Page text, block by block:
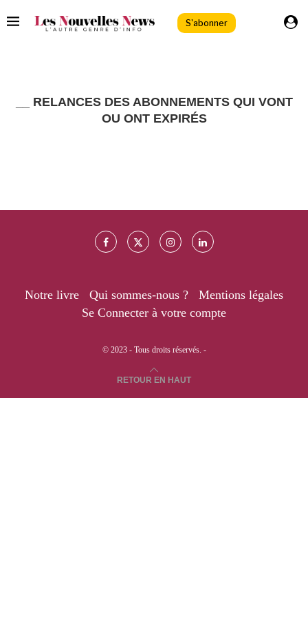
S'abonner
__ RELANCES DES ABONNEMENTS QUI VONT
OU ONT EXPIRÉS
Notre livre Qui sommes-nous ?
Mentions légales
Se Connecter à votre compte
© 2023 - Tous droits réservés. -
RETOUR EN HAUT